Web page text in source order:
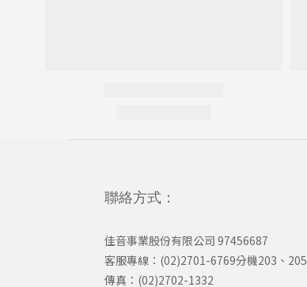
聯絡方式：
佳音事業股份有限公司 97456687
客服專線：(02)2701-6769分機203、205
傳真：(02)2702-1332